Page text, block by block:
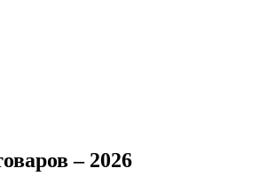
– 2026